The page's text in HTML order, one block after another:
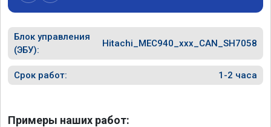
Блок управления
(ЭБУ):
Hitachi_MEC940_xxx_CAN_SH7058
Срок работ: 1-2 часа
Примеры наших работ: